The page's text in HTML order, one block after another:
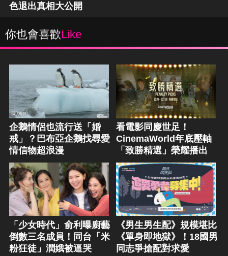
色退出真相大公開
你也會喜歡Like
企鵝情侶也流行送「婚
戒」？巴布亞企鵝找尋愛
情信物超浪漫
看電影同慶世足！
CinemaWorld年底壓軸
「致勝精選」榮耀播出
「少女時代」俞利曝廚藝
倒數三名成員！同台「米
粉狂徒」潤娥被逼哭
《男生男生配》規模堪比
《單身即地獄》！18國男
同志爭搶配對求愛